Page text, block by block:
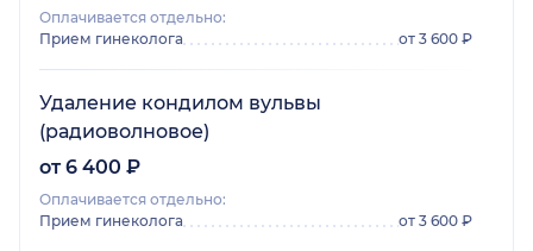
Оплачивается отдельно:
Прием гинеколога
от 3 600 ₽
Удаление кондилом вульвы
(радиоволновое)
от 6 400 ₽
Оплачивается отдельно:
Прием гинеколога
от 3 600 ₽